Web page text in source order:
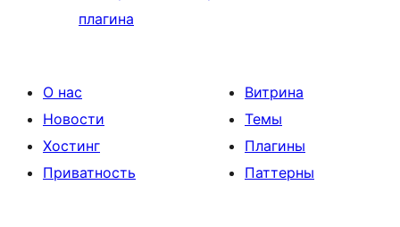
плагина
О нас
Новости
Хостинг
Приватность
Витрина
Темы
Плагины
Паттерны